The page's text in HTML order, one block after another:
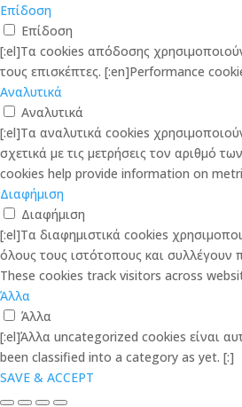
Επίδοση
Επίδοση
[:el]Τα cookies απόδοσης
τους επισκέπτες. [:en]Performance
Αναλυτικά
Αναλυτικά
[:el]Τα αναλυτικά cookies
σχετικά με τις μετρήσεις τον αριθμό
cookies help provide information on
Διαφήμιση
Διαφήμιση
[:el]Τα διαφημιστικά cookies
όλους τους ιστότοπους και
These cookies track visitors across
Άλλα
Άλλα
[:el]Άλλα uncategorized cookies είναι
been classified into a category as yet. [:]
SAVE & ACCEPT